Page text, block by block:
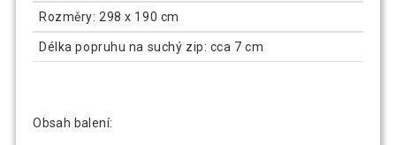
Rozměry: 298 x 190 cm
Délka popruhu na suchý zip: cca 7 cm
Obsah balení: